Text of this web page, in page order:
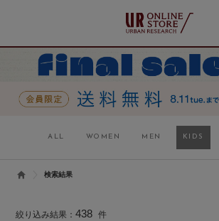
ALL WOMEN MEN KIDS
検索結果
絞り込み結果：438 件